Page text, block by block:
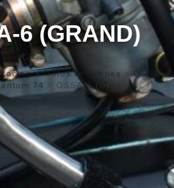
6 (GRAND)
>Motos anciennes > OSSA
74 > OSSA-6 (Grand)